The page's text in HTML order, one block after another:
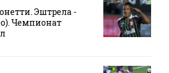
Эштрела -
Чемпионат